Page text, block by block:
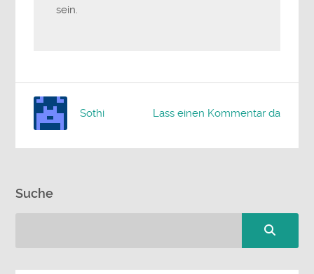
sein.
Lass einen Kommentar da
Sothi
Suche